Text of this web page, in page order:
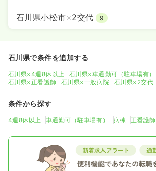
石川県小松市×2交代 9
石川県で条件を追加する
石川県×4週8休以上 石川県×車通勤可（駐車場有）
石川県×正看護師
石川県×一般病院 石川県×2交代
条件から探す
4週8休以上 車通勤可（駐車場有） 病棟 正看護師